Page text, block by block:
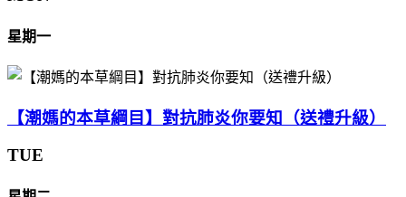
星期一
【潮媽的本草綱目】對抗肺炎你要知（送禮升級）
TUE